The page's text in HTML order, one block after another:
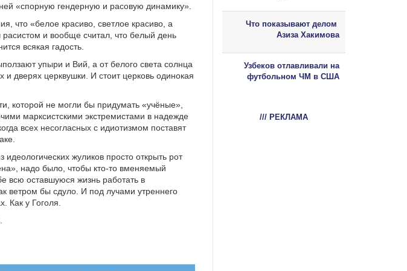
«спорную гендерную и расовую динамику».
что «белое красиво, светлое красиво, а
и вообще считал, что белый день
всякая гадость.
упыри и Вий, а от белого света солнца
дверях церквушки. И стоит церковь одинокая
которой не могли бы придумать «учёные»,
марксистскими экстремистами в надежде
всех несогласных с идиотизмом поставят
жуликов просто открыть рот
надо было, чтобы кто-то вменяемый
всю оставшуюся жизнь работать в
ветром бы сдуло. И под лучами утреннего
Как у Гоголя.
Что показывают делом
Азиза Хакимова
Узбеков отлавливали на
футбольном ЧМ в США
/// РЕКЛАМА